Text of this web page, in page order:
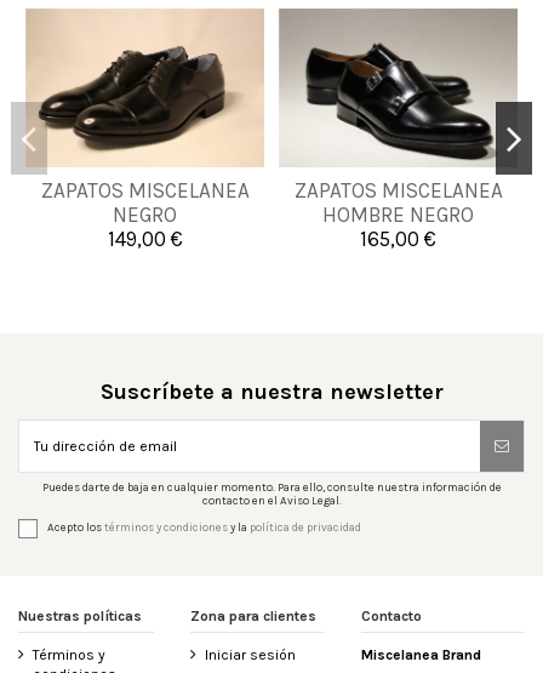
ZAPATOS MISCELANEA
NEGRO
149,00 €
40 41 42
43
46
ZAPATOS MISCELANEA
HOMBRE NEGRO
165,00 €
39 41 44
Añadir al carrito
Suscríbete a nuestra newsletter
Puedes darte de baja en cualquier momento. Para ello, consulte nuestra información de
contacto en el Aviso Legal.
Acepto lostérminos y condicionesy la política de privacidad
Nuestras políticas
Términos y
Zona para clientes
Iniciar sesión
Contacto
Miscelanea Brand